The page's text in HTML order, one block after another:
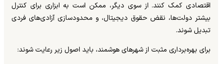
اقتصادی کمک کنند. از سوی دیگر، ممکن است به ابزاری برای کنترل
بیشتر دولت‌ها، نقض حقوق دیجیتال، و محدودسازی آزادی‌های فردی
تبدیل شوند.
برای بهره‌برداری مثبت از شهرهای هوشمند، باید اصول زیر رعایت شوند: